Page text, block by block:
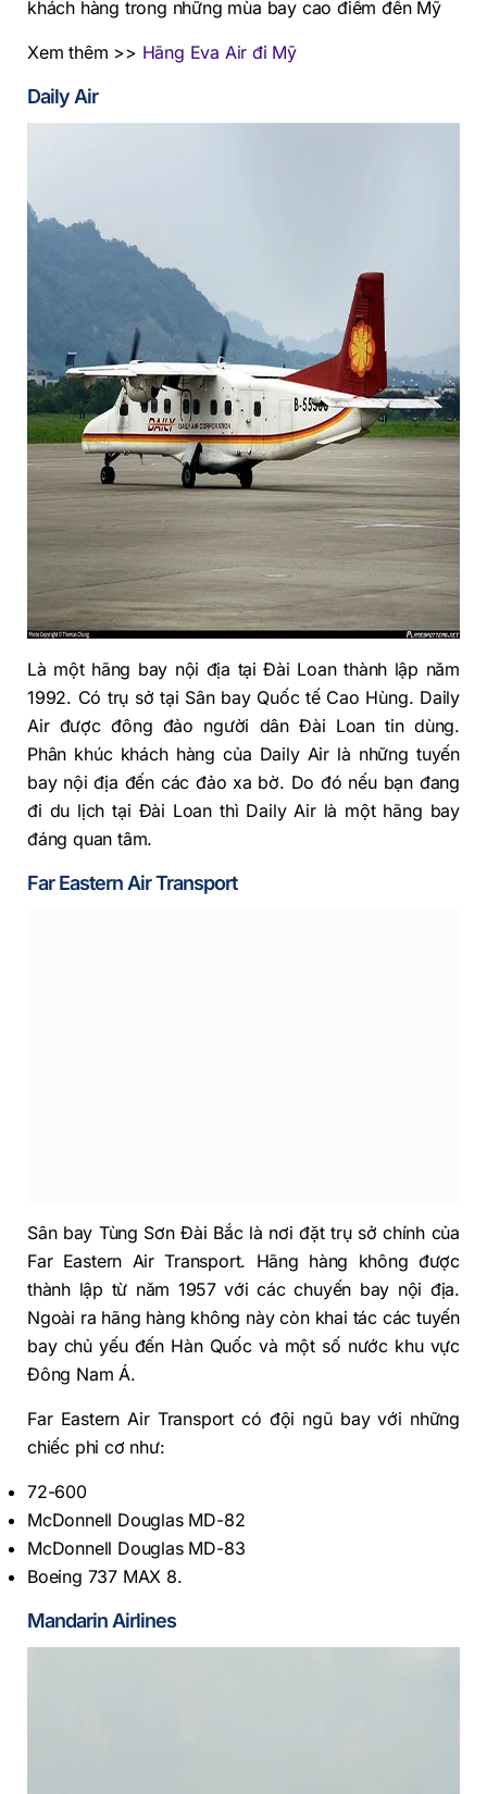
khách hàng trong những mùa bay cao điểm đến Mỹ
Xem thêm >> Hãng Eva Air đi Mỹ
Daily Air
Là một hãng bay nội địa tại Đài Loan thành lập năm
1992. Có trụ sở tại Sân bay Quốc tế Cao Hùng. Daily
Air được đông đảo người dân Đài Loan tin dùng.
Phân khúc khách hàng của Daily Air là những tuyến
bay nội địa đến các đảo xa bờ. Do đó nếu bạn đang
đi du lịch tại Đài Loan thì Daily Air là một hãng bay
đáng quan tâm.
Far Eastern Air Transport
Sân bay Tùng Sơn Đài Bắc là nơi đặt trụ sở chính của
Far Eastern Air Transport. Hãng hàng không được
thành lập từ năm 1957 với các chuyến bay nội địa.
Ngoài ra hãng hàng không này còn khai tác các tuyến
bay chủ yếu đến Hàn Quốc và một số nước khu vực
Đông Nam Á.
Far Eastern Air Transport có đội ngũ bay với những
chiếc phi cơ như:
72-600
McDonnell Douglas MD-82
McDonnell Douglas MD-83
Boeing 737 MAX 8.
Mandarin Airlines